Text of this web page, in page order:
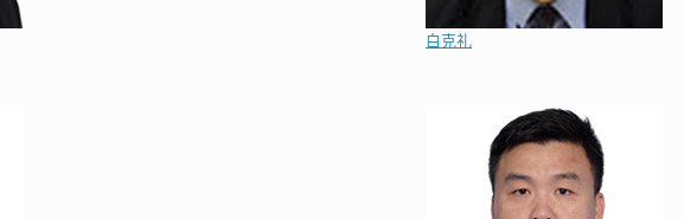
白克礼